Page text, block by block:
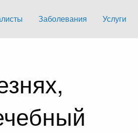
Заболевания Услуги